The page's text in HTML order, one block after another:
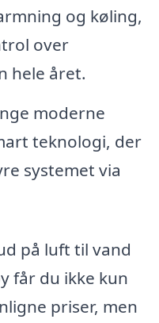
og køling,
over
hele året.
moderne
teknologi, der
systemet via
på luft til vand
får du ikke kun
priser, men